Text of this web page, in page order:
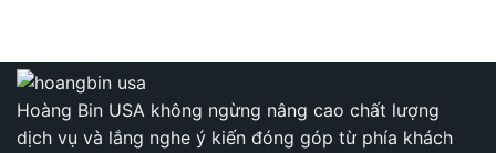
Hoàng Bin USA không ngừng nâng cao chất lượng
dịch vụ và lắng nghe ý kiến đóng góp từ phía khách